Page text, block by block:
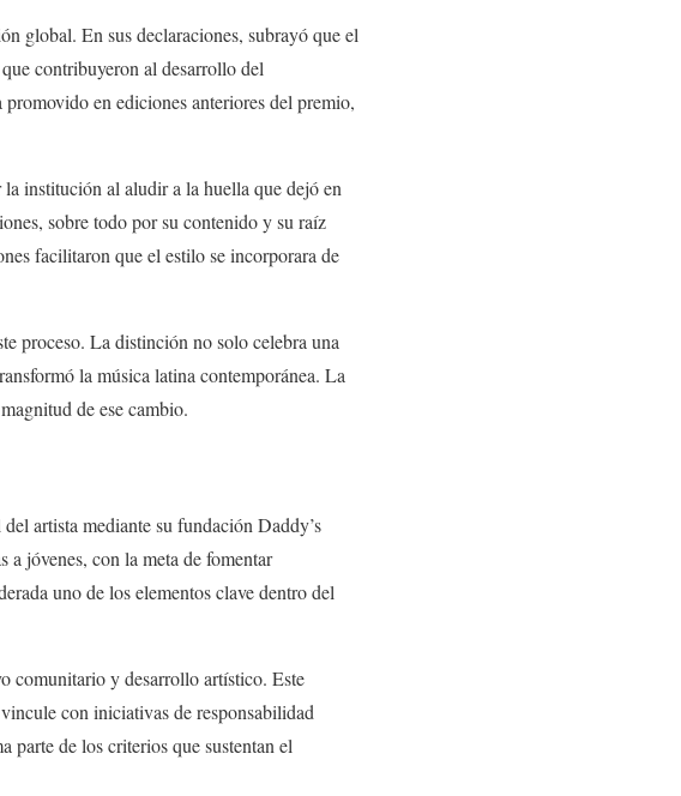
global. En sus declaraciones, subrayó que el
contribuyeron al desarrollo del
en ediciones anteriores del premio,
institución al aludir a la huella que dejó en
sobre todo por su contenido y su raíz
facilitaron que el estilo se incorporara de
proceso. La distinción no solo celebra una
la música latina contemporánea. La
de ese cambio.
artista mediante su fundación Daddy’s
jóvenes, con la meta de fomentar
uno de los elementos clave dentro del
comunitario y desarrollo artístico. Este
con iniciativas de responsabilidad
parte de los criterios que sustentan el